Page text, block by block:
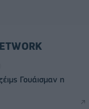
Γουάισμαν η